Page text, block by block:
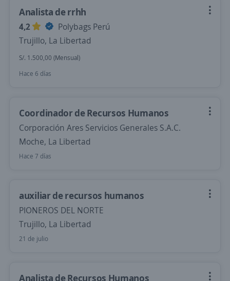
Analista de rrhh
4,2
Polybags Perú
Trujillo, La Libertad
S/. 1.500,00 (Mensual)
Hace 6 días
Coordinador de Recursos Humanos
Corporación Ares Servicios Generales S.A.C.
Moche, La Libertad
Hace 7 días
auxiliar de recursos humanos
PIONEROS DEL NORTE
Trujillo, La Libertad
21 de julio
Analista de Recursos Humanos